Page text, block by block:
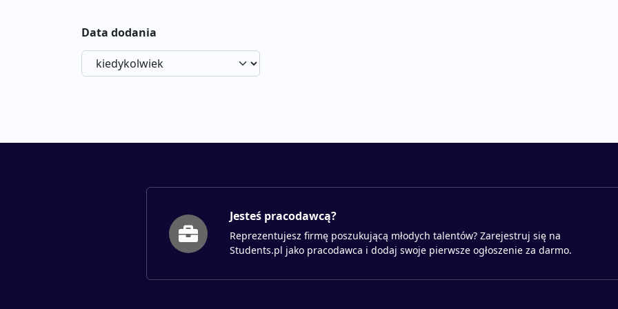
Data dodania
Jesteś pracodawcą?
Reprezentujesz firmę poszukującą młodych talentów? Zarejestruj się na
Students.pl jako pracodawca i dodaj swoje pierwsze ogłoszenie za darmo.